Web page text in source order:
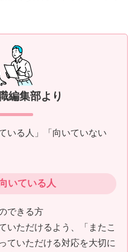
編集部より
いる人」「向いていない
いている人
できる方
いただけるよう、「またこ
ていただける対応を大切に